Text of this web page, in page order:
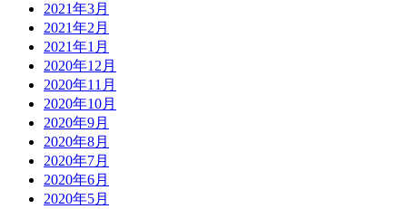
2021年3月
2021年2月
2021年1月
2020年12月
2020年11月
2020年10月
2020年9月
2020年8月
2020年7月
2020年6月
2020年5月